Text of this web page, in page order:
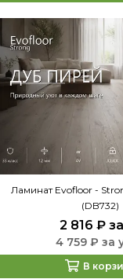
Ламинат Evofloor -
(DB732)
2 816 ₽
4 759 ₽ за
В